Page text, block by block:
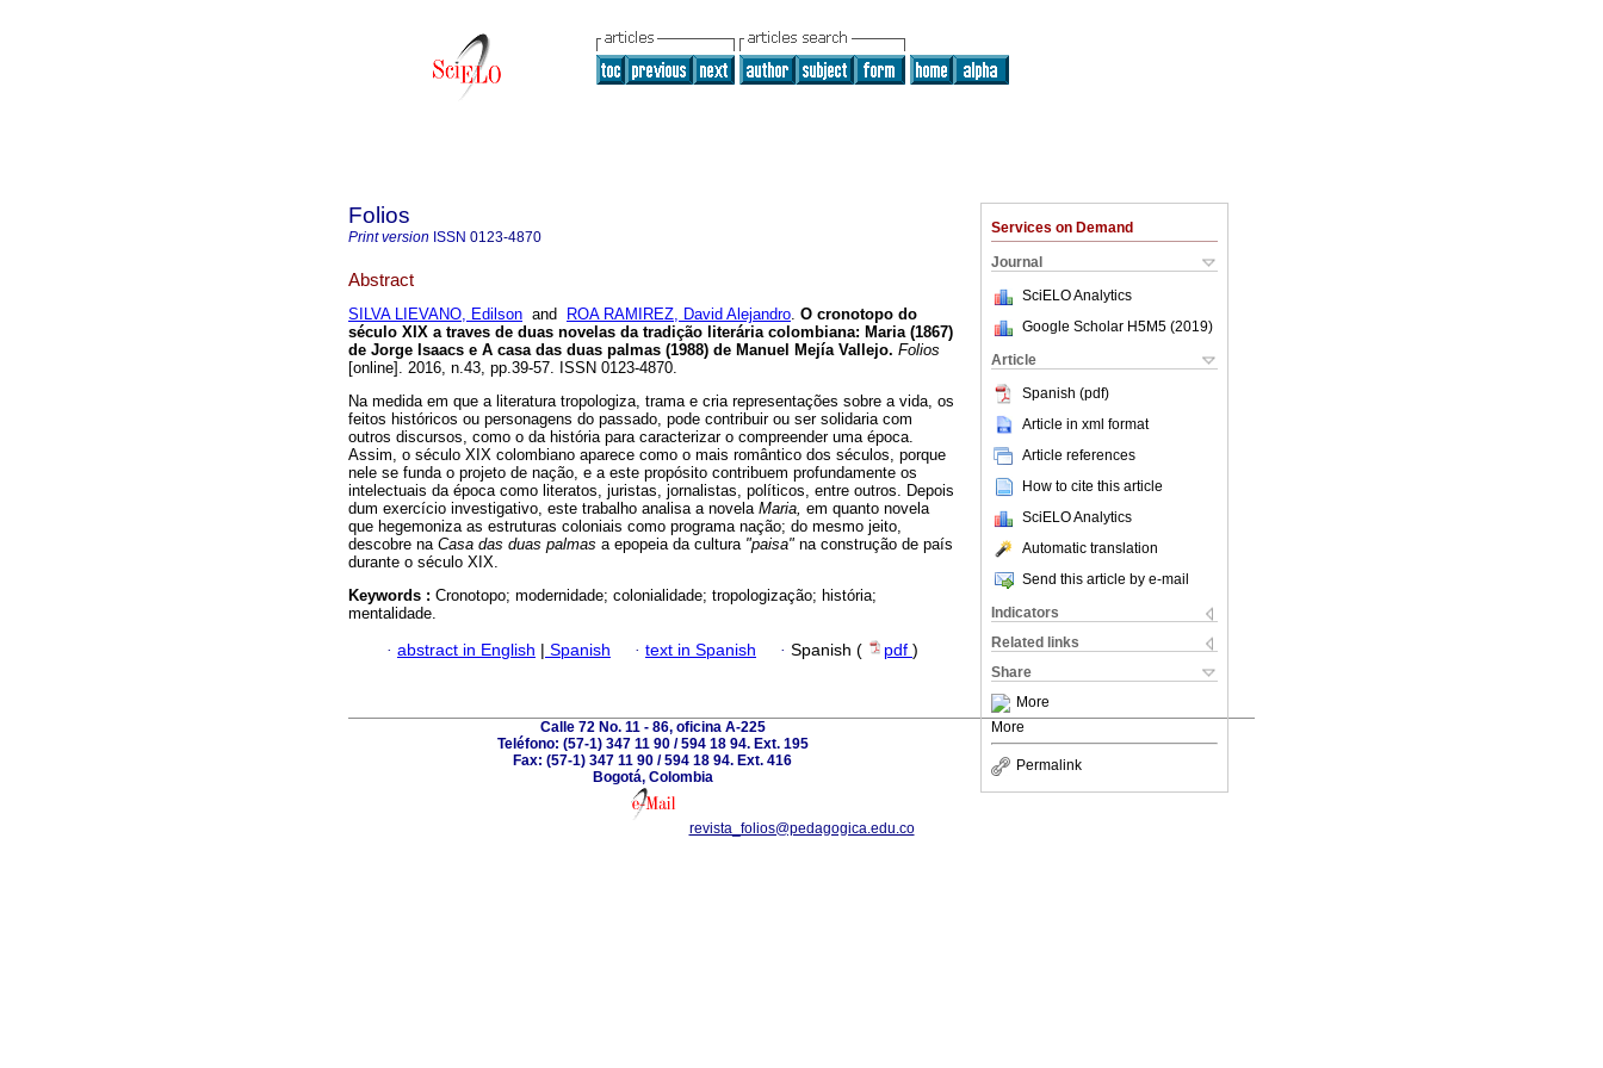
Services on Demand
Journal
SciELO Analytics
Google Scholar H5M5 (2019)
Article
Spanish (pdf)
Article in xml format
Article references
How to cite this article
SciELO Analytics
Automatic translation
Send this article by e-mail
Indicators
Related links
Share
More
More
Permalink
Folios
Print version ISSN 0123-4870
Abstract
SILVA LIEVANO, Edilson and ROA RAMIREZ, David Alejandro. O cronotopo do
século XIX a traves de duas novelas da tradição literária colombiana: Maria (1867)
de Jorge Isaacs e A casa das duas palmas (1988) de Manuel Mejía Vallejo. Folios
[online]. 2016, n.43, pp.39-57. ISSN 0123-4870.
Na medida em que a literatura tropologiza, trama e cria representações sobre a vida, os
feitos históricos ou personagens do passado, pode contribuir ou ser solidaria com
outros discursos, como o da história para caracterizar o compreender uma época.
Assim, o século XIX colombiano aparece como o mais romântico dos séculos, porque
nele se funda o projeto de nação, e a este propósito contribuem profundamente os
intelectuais da época como literatos, juristas, jornalistas, políticos, entre outros. Depois
dum exercício investigativo, este trabalho analisa a novela Maria, em quanto novela
que hegemoniza as estruturas coloniais como programa nação; do mesmo jeito,
descobre na Casa das duas palmas a epopeia da cultura "paisa" na construção de país
durante o século XIX.
Keywords : Cronotopo; modernidade; colonialidade; tropologização; história;
mentalidade.
· abstract in English | Spanish · text in Spanish · Spanish ( pdf )
Calle 72 No. 11 - 86, oficina A-225
Teléfono: (57-1) 347 11 90 / 594 18 94. Ext. 195
Fax: (57-1) 347 11 90 / 594 18 94. Ext. 416
Bogotá, Colombia
revista_folios@pedagogica.edu.co